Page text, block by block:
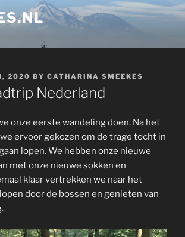
2020 BY CATHARINA SMEEKES
Nederland
onze eerste wandeling doen. Na het
ervoor gekozen om de trage tocht in
lopen. We hebben onze nieuwe
met onze nieuwe sokken en
klaar vertrekken we naar het
door de bossen en genieten van